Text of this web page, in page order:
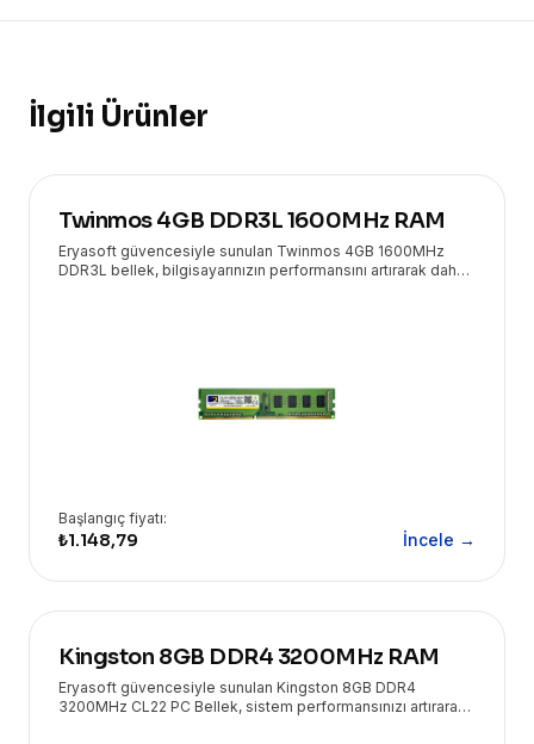
İlgili Ürünler
Twinmos 4GB DDR3L 1600MHz RAM
Eryasoft güvencesiyle sunulan Twinmos 4GB 1600MHz
DDR3L bellek, bilgisayarınızın performansını artırarak daha
Başlangıç fiyatı:
₺1.148,79 İncele →
Kingston 8GB DDR4 3200MHz RAM
Eryasoft güvencesiyle sunulan Kingston 8GB DDR4
3200MHz CL22 PC Bellek, sistem performansınızı artırarak